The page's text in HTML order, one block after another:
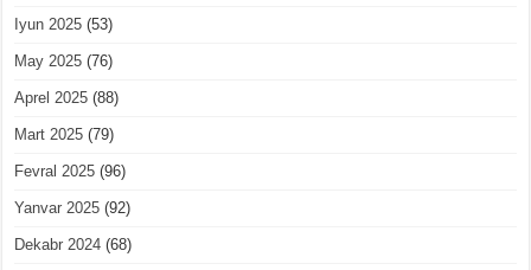
Iyun 2025 (53)
May 2025 (76)
Aprel 2025 (88)
Mart 2025 (79)
Fevral 2025 (96)
Yanvar 2025 (92)
Dekabr 2024 (68)